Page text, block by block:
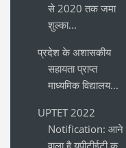
से 2020 तक जमा
शुल्का...
प्रदेश के अशासकीय
सहायता प्राप्त
माध्यमिक विद्यालय...
UPTET 2022
Notification: आने